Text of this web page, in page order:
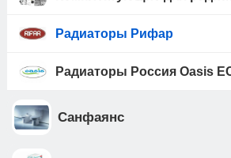
обычных биметаллических
стальной трубы, залитой под
давлением
Радиаторы Рифар
Радиаторы Россия Oasis
Санфаянс